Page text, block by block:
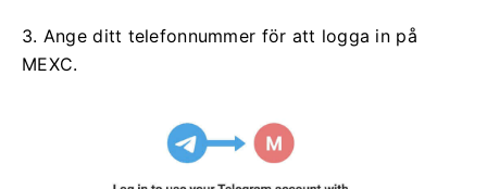
3. Ange ditt telefonnummer för att logga in på
MEXC.